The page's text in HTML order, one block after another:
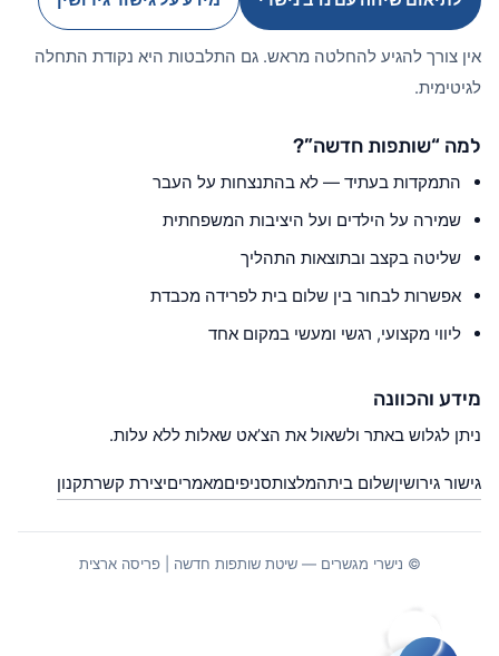
אין צורך להגיע להחלטה מראש. גם התלבטות היא נקודת התחלה
לגיטימית.
למה “שותפות חדשה”?
התמקדות בעתיד — לא בהתנצחות על העבר
שמירה על הילדים ועל היציבות המשפחתית
שליטה בקצב ובתוצאות התהליך
אפשרות לבחור בין שלום בית לפרידה מכבדת
ליווי מקצועי, רגשי ומעשי במקום אחד
מידע והכוונה
ניתן לגלוש באתר ולשאול את הצ’אט שאלות ללא עלות.
גישור גירושיןשלום ביתהמלצותסניפיםמאמריםיצירת קשרתקנון
© נישרי מגשרים — שיטת שותפות חדשה | פריסה ארצית